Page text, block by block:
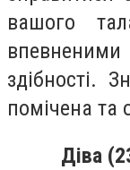
вашого
впевненими
здібності.
помічена та
Діва